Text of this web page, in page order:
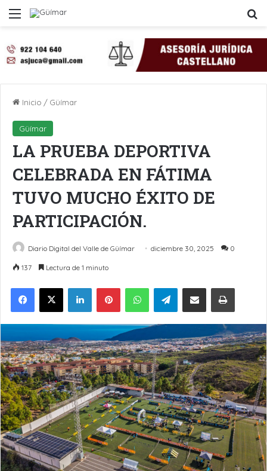
Menú
Inicio / Güímar
Güímar
LA PRUEBA DEPORTIVA
CELEBRADA EN FÁTIMA
TUVO MUCHO ÉXITO DE
PARTICIPACIÓN.
Diario Digital del Valle de Güímar diciembre 30, 2025 0
137 Lectura de 1 minuto
LinkedInPinterestWhatsAppTelegramCompartir por Email Imprimir